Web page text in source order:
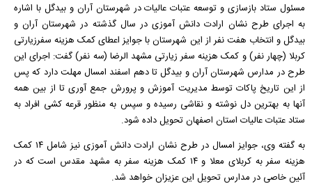
مسئول ستاد بازسازی و توسعه عتبات عالیات در شهرستان آران و بیدگل با اشاره
به اجرای طرح نشان ارادت دانش آموزی در سال گذشته در شهرستان آران و
بیدگل و انتخاب هفت نفر از این شهرستان با جوایز اعطای کمک هزینه سفرزیارتی
کربلا (چهار نفر) و کمک هزینه سفر زیارتی مشهد الرضا (سه نفر) گفت: اجرای این
طرح در مدارس شهرستان آران و بیدگل تا دهم اسفند امسال مهلت دارد که پس
از این تاریخ پاکات توسط مدیریت آموزش و پرورش جمع آوری تا از بین همه
آنها به بهترین دل نوشته و نقاشی رسیده و سپس به منظور قرعه کشی افراد به
ستاد عتبات عالیات استان اصفهان تحویل داده شود.
به گفته وی، جوایز امسال در طرح نشان ارادت دانش آموزی نیز شامل ۱۴ کمک
هزینه سفر به کربلای معلا و ۱۴ کمک هزینه سفر به مشهد مقدس است که در
آئین خاصی در مدارس تحویل این عزیزان خواهد شد.